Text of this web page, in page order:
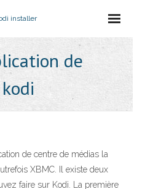
installer
de
de centre de médias la
XBMC. Il existe deux
faire sur Kodi. La première